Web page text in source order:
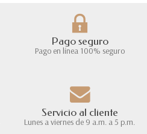
Pago seguro
Pago en línea 100% seguro
Servicio al cliente
Lunes a viernes de 9 a.m. a 5 p.m.